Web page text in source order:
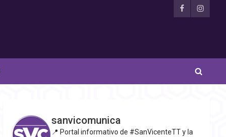
sanvicomunica
📍 Portal informativo de #SanVicenteTT y la